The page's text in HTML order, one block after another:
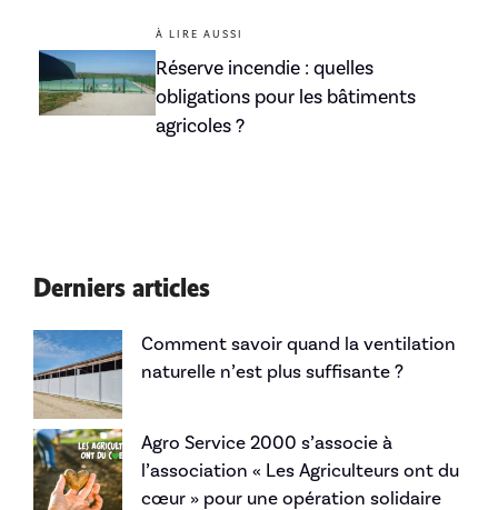
À LIRE AUSSI
Réserve incendie : quelles
obligations pour les bâtiments
agricoles ?
Derniers articles
Comment savoir quand la ventilation
naturelle n’est plus suffisante ?
Agro Service 2000 s’associe à
l’association « Les Agriculteurs ont du
cœur » pour une opération solidaire